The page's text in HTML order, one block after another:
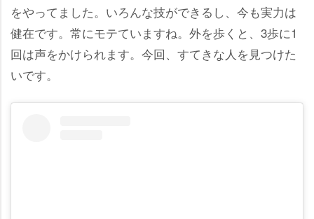
をやってました。いろんな技ができるし、今も実力は
健在です。常にモテていますね。外を歩くと、3歩に1
回は声をかけられます。今回、すてきな人を見つけた
いです。